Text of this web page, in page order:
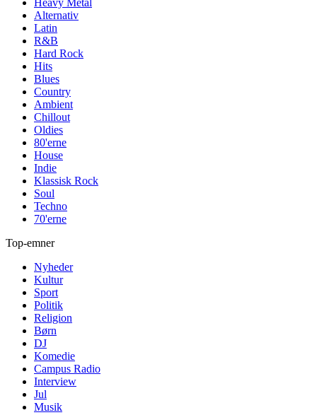
Heavy Metal
Alternativ
Latin
R&B
Hard Rock
Hits
Blues
Country
Ambient
Chillout
Oldies
80'erne
House
Indie
Klassisk Rock
Soul
Techno
70'erne
Top-emner
Nyheder
Kultur
Sport
Politik
Religion
Børn
DJ
Komedie
Campus Radio
Interview
Jul
Musik